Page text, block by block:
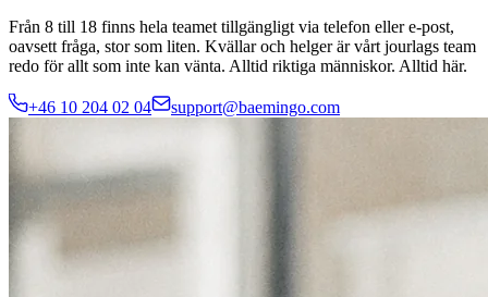
Från 8 till 18 finns hela teamet tillgängligt via telefon eller e-post,
oavsett fråga, stor som liten. Kvällar och helger är vårt jourlags team
redo för allt som inte kan vänta. Alltid riktiga människor. Alltid här.
+46 10 204 02 04 support@baemingo.com